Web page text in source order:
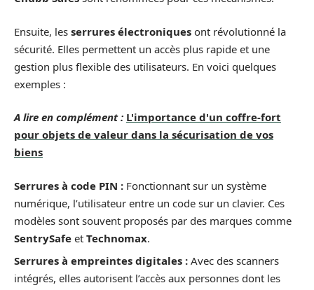
Ensuite, les serrures électroniques ont révolutionné la
sécurité. Elles permettent un accès plus rapide et une
gestion plus flexible des utilisateurs. En voici quelques
exemples :
A lire en complément : L'importance d'un coffre-fort
pour objets de valeur dans la sécurisation de vos
biens
Serrures à code PIN : Fonctionnant sur un système
numérique, l’utilisateur entre un code sur un clavier. Ces
modèles sont souvent proposés par des marques comme
SentrySafe et Technomax.
Serrures à empreintes digitales : Avec des scanners
intégrés, elles autorisent l’accès aux personnes dont les